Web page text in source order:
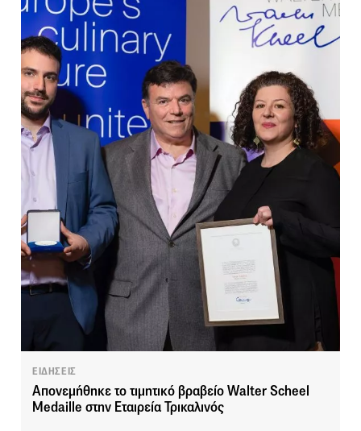
ΕΙΔΗΣΕΙΣ
Απονεμήθηκε το τιμητικό βραβείο Walter Scheel
Medaille στην Εταιρεία Τρικαλινός